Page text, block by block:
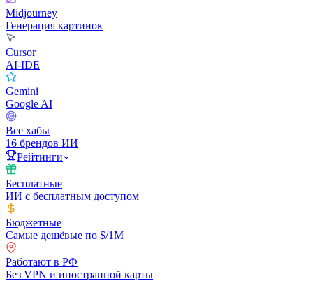
Midjourney
Генерация картинок
Cursor
AI-IDE
Gemini
Google AI
Все хабы
16 брендов ИИ
Рейтинги
Бесплатные
ИИ с бесплатным доступом
Бюджетные
Самые дешёвые по $/1M
Работают в РФ
Без VPN и иностранной карты